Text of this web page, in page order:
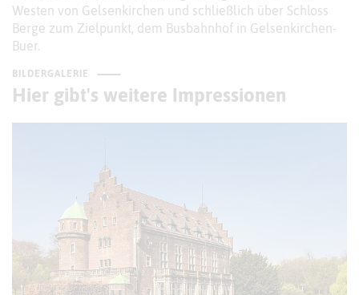
Westen von Gelsenkirchen und schließlich über Schloss
Berge zum Zielpunkt, dem Busbahnhof in Gelsenkirchen-
Buer.
BILDERGALERIE
Hier gibt's weitere Impressionen